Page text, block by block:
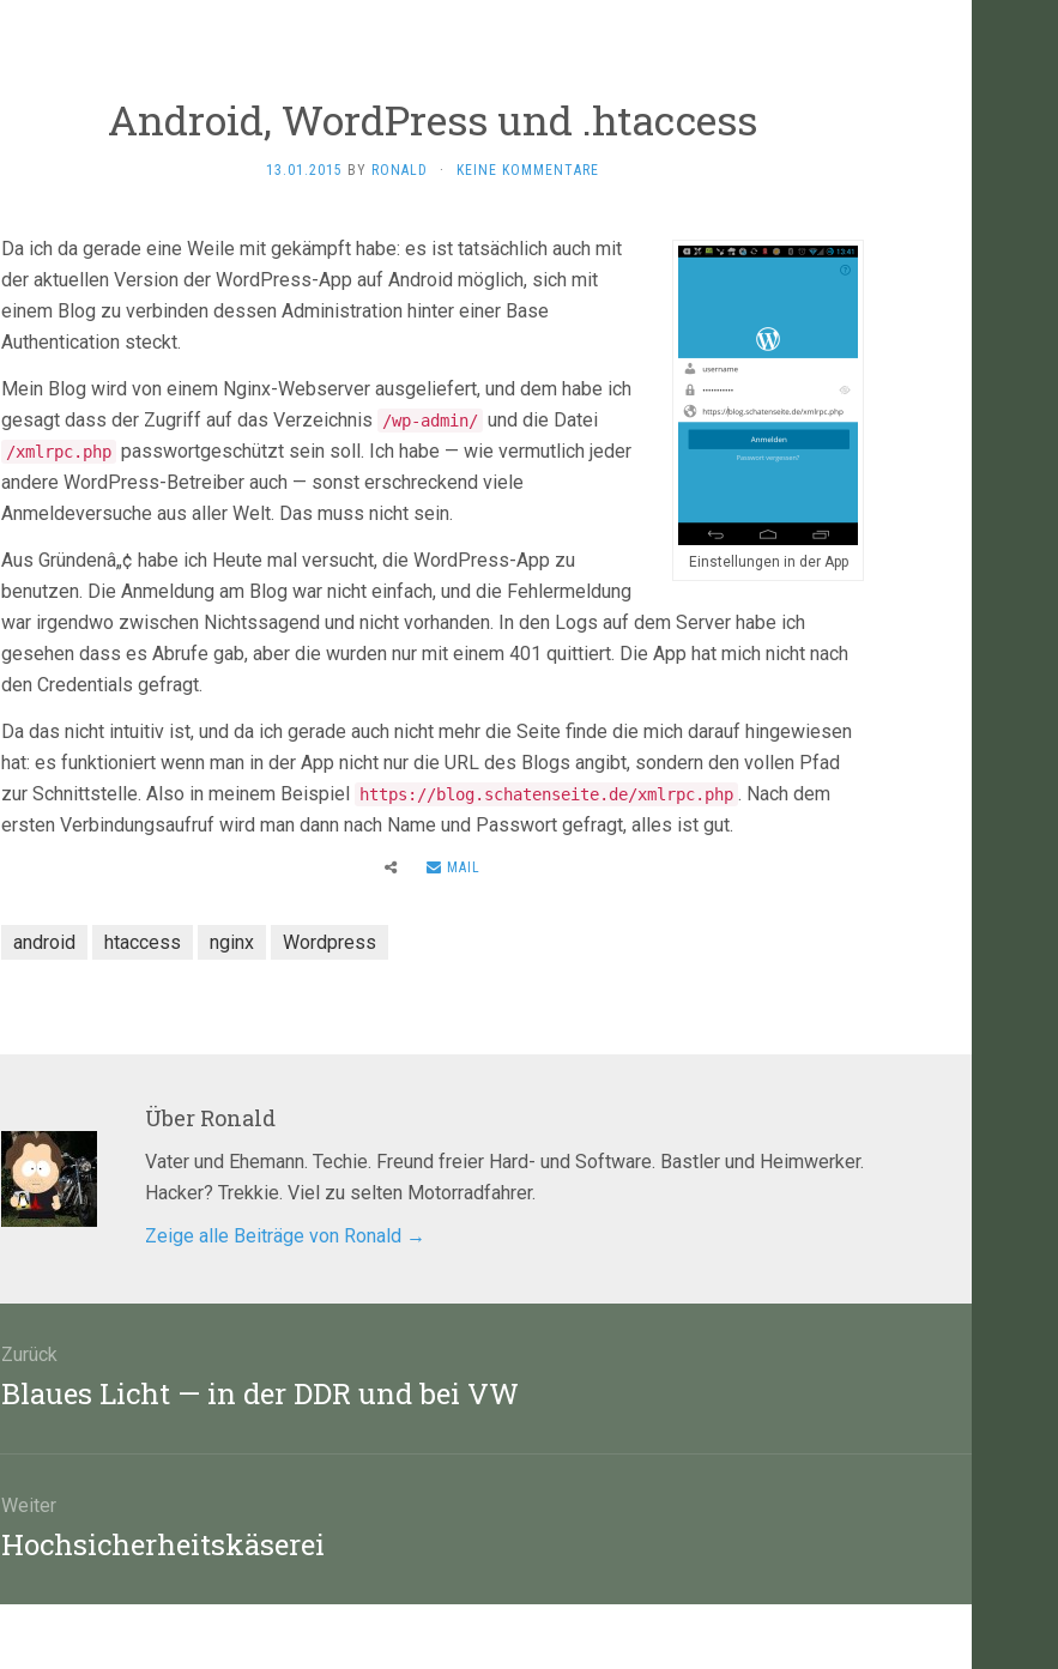
Android, WordPress und .htaccess
13.01.2015 BY RONALD · KEINE KOMMENTARE
Einstellungen in der App
Da ich da gerade eine Weile mit gekämpft habe: es ist tatsächlich auch mit
der aktuellen Version der WordPress-App auf Android möglich, sich mit
einem Blog zu verbinden dessen Administration hinter einer Base
Authentication steckt.
Mein Blog wird von einem Nginx-Webserver ausgeliefert, und dem habe ich
gesagt dass der Zugriff auf das Verzeichnis
/wp-admin/ und die Datei
/xmlrpc.php passwortgeschützt sein soll. Ich habe — wie vermutlich jeder
andere WordPress-Betreiber auch — sonst erschreckend viele
Anmeldeversuche aus aller Welt. Das muss nicht sein.
Aus Gründenâ„¢ habe ich Heute mal versucht, die WordPress-App zu
benutzen. Die Anmeldung am Blog war nicht einfach, und die Fehlermeldung
war irgendwo zwischen Nichtssagend und nicht vorhanden. In den Logs auf dem Server habe ich
gesehen dass es Abrufe gab, aber die wurden nur mit einem 401 quittiert. Die App hat mich nicht nach
den Credentials gefragt.
Da das nicht intuitiv ist, und da ich gerade auch nicht mehr die Seite finde die mich darauf hingewiesen
hat: es funktioniert wenn man in der App nicht nur die URL des Blogs angibt, sondern den vollen Pfad
zur Schnittstelle. Also in meinem Beispiel
https://blog.schatenseite.de/xmlrpc.php . Nach dem
ersten Verbindungsaufruf wird man dann nach Name und Passwort gefragt, alles ist gut.
MAIL
android htaccess nginx Wordpress
Über Ronald
Vater und Ehemann. Techie. Freund freier Hard- und Software. Bastler und Heimwerker.
Hacker? Trekkie. Viel zu selten Motorradfahrer.
Zeige alle Beiträge von Ronald →
Zurück
Vorheriger
Blaues Licht — in der DDR und bei VW
Weiter
Nächster
Hochsicherheitskäserei